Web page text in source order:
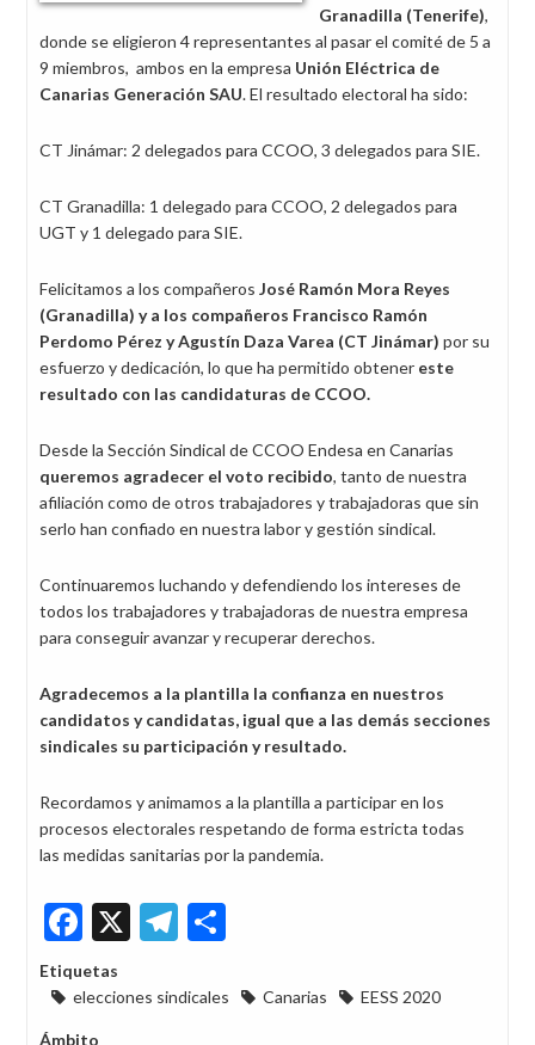
Granadilla (Tenerife),
donde se eligieron 4 representantes al pasar el comité de 5 a
9 miembros, ambos en la empresa Unión Eléctrica de
Canarias Generación SAU. El resultado electoral ha sido:
CT Jinámar: 2 delegados para CCOO, 3 delegados para SIE.
CT Granadilla: 1 delegado para CCOO, 2 delegados para
UGT y 1 delegado para SIE.
Felicitamos a los compañeros José Ramón Mora Reyes
(Granadilla) y a los compañeros Francisco Ramón
Perdomo Pérez y Agustín Daza Varea (CT Jinámar) por su
esfuerzo y dedicación, lo que ha permitido obtener este
resultado con las candidaturas de CCOO.
Desde la Sección Sindical de CCOO Endesa en Canarias
queremos agradecer el voto recibido, tanto de nuestra
afiliación como de otros trabajadores y trabajadoras que sin
serlo han confiado en nuestra labor y gestión sindical.
Continuaremos luchando y defendiendo los intereses de
todos los trabajadores y trabajadoras de nuestra empresa
para conseguir avanzar y recuperar derechos.
Agradecemos a la plantilla la confianza en nuestros
candidatos y candidatas, igual que a las demás secciones
sindicales su participación y resultado.
Recordamos y animamos a la plantilla a participar en los
procesos electorales respetando de forma estricta todas
las medidas sanitarias por la pandemia.
Facebook
X Telegram
Etiquetas
elecciones sindicales
Canarias EESS 2020
Ámbito